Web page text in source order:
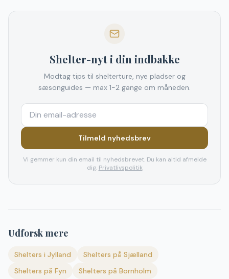
Shelter-nyt i din indbakke
Modtag tips til shelterture, nye pladser og
sæsonguides — max 1-2 gange om måneden.
Tilmeld nyhedsbrev
Vi gemmer kun din email til nyhedsbrevet. Du kan altid afmelde
dig. Privatlivspolitik
Udforsk mere
Shelters i Jylland
Shelters på Sjælland
Shelters på Fyn
Shelters på Bornholm